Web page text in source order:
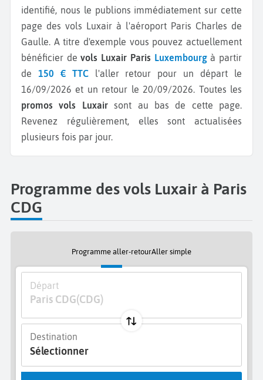
identifié, nous le publions immédiatement sur cette
page des vols Luxair à l'aéroport Paris Charles de
Gaulle. A titre d'exemple vous pouvez actuellement
bénéficier devols Luxair Paris Luxembourg à partir
de 150 € TTC
l'aller retour pour un départ le
16/09/2026 et un retour le 20/09/2026. Toutes les
promos vols Luxairsont au bas de cette page.
Revenez régulièrement, elles sont actualisées
plusieurs fois par jour.
Programme des vols Luxair à Paris
CDG
Programme aller-retourAller simple
Départ
Paris CDG(CDG)
Destination
Sélectionner